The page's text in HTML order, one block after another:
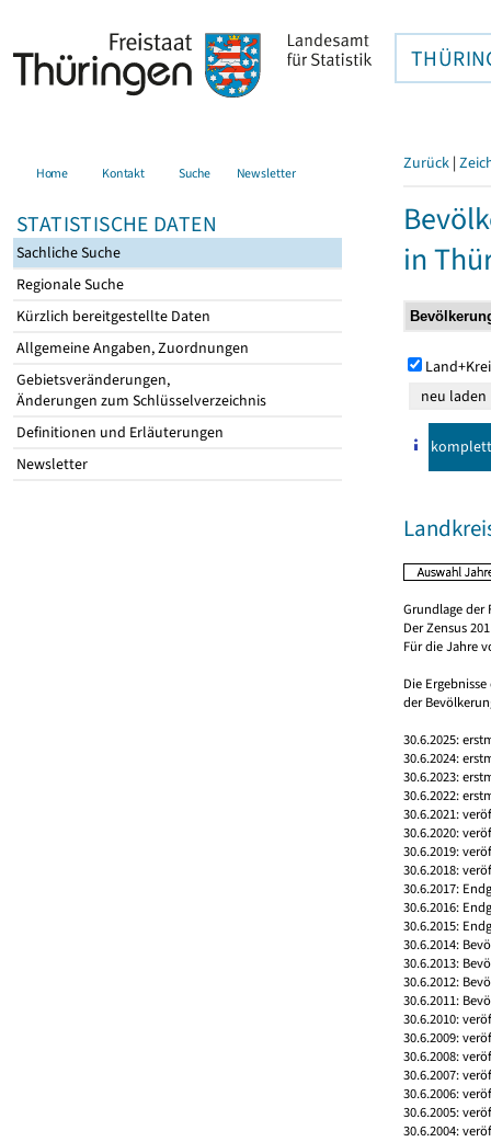
Home Kontakt Suche Newsletter
STATISTISCHE DATEN
Sachliche Suche
Regionale Suche
Kürzlich bereitgestellte Daten
Allgemeine Angaben, Zuordnungen
Gebietsveränderungen,
Änderungen zum Schlüsselverzeichnis
Definitionen und Erläuterungen
Newsletter
Zurück |
in
komplett
Grundlage der
Der Zensus
Für die Jahre
Die
der
30.6.2025:
30.6.2024:
30.6.2023:
30.6.2022:
30.6.2021:
30.6.2020:
30.6.2019:
30.6.2018:
30.6.2017:
30.6.2016:
30.6.2015:
30.6.2014:
30.6.2013:
30.6.2012:
30.6.2011:
30.6.2010:
30.6.2009:
30.6.2008:
30.6.2007:
30.6.2006:
30.6.2005:
30.6.2004: